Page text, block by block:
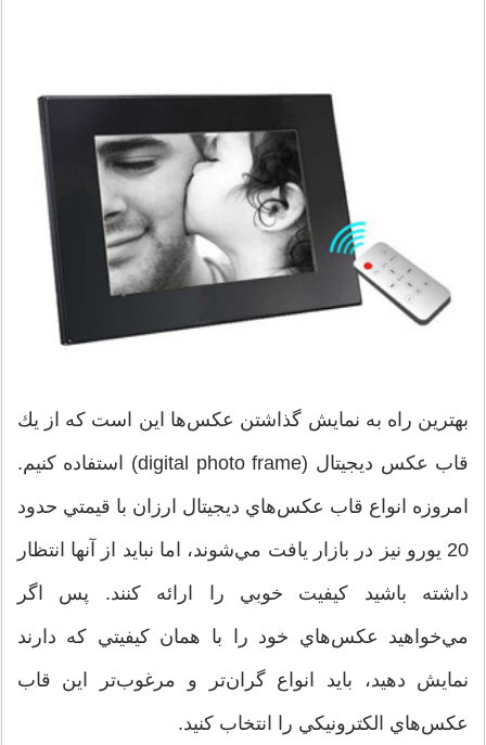
بهترين راه به نمايش گذاشتن عكس‌ها اين است كه از يك
قاب عكس ديجيتال (digital photo frame) استفاده كنيم.
امروزه انواع قاب عكس‌هاي ديجيتال ارزان با قيمتي حدود
20 يورو نيز در بازار يافت مي‌شوند، اما نبايد از آنها انتظار
داشته باشيد كيفيت خوبي را ارائه كنند. پس اگر
مي‌خواهيد عكس‌هاي خود را با همان كيفيتي كه دارند
نمايش دهيد، بايد انواع گران‌تر و مرغوب‌تر اين قاب
عكس‌هاي الكترونيكي را انتخاب كنيد.